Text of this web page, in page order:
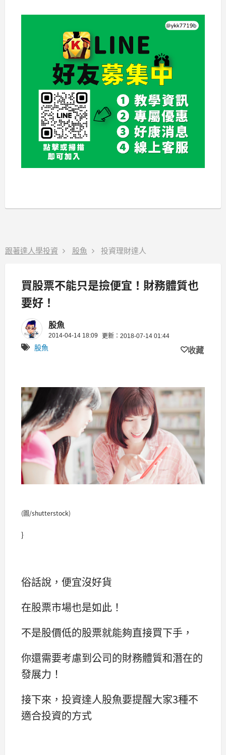
跟著達人學投資 股魚 投資理財達人
買股票不能只是撿便宜！財務體質也
要好！
股魚
2014-04-14 18:09 更新：2018-07-14 01:44
股魚 收藏
(圖/shutterstock)
}
俗話說，便宜沒好貨
在股票市場也是如此！
不是股價低的股票就能夠直接買下手，
你還需要考慮到公司的財務體質和潛在的
發展力！
接下來，投資達人股魚要提醒大家3種不
適合投資的方式